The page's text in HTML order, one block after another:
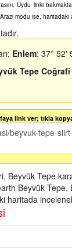
Uydu linki
modu ise, haritadaki
Enlem: 37° 52'
Tepe
link ver; tıkla
Beyvük Tepe
Beyvük
haritada